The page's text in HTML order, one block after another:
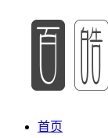
首页